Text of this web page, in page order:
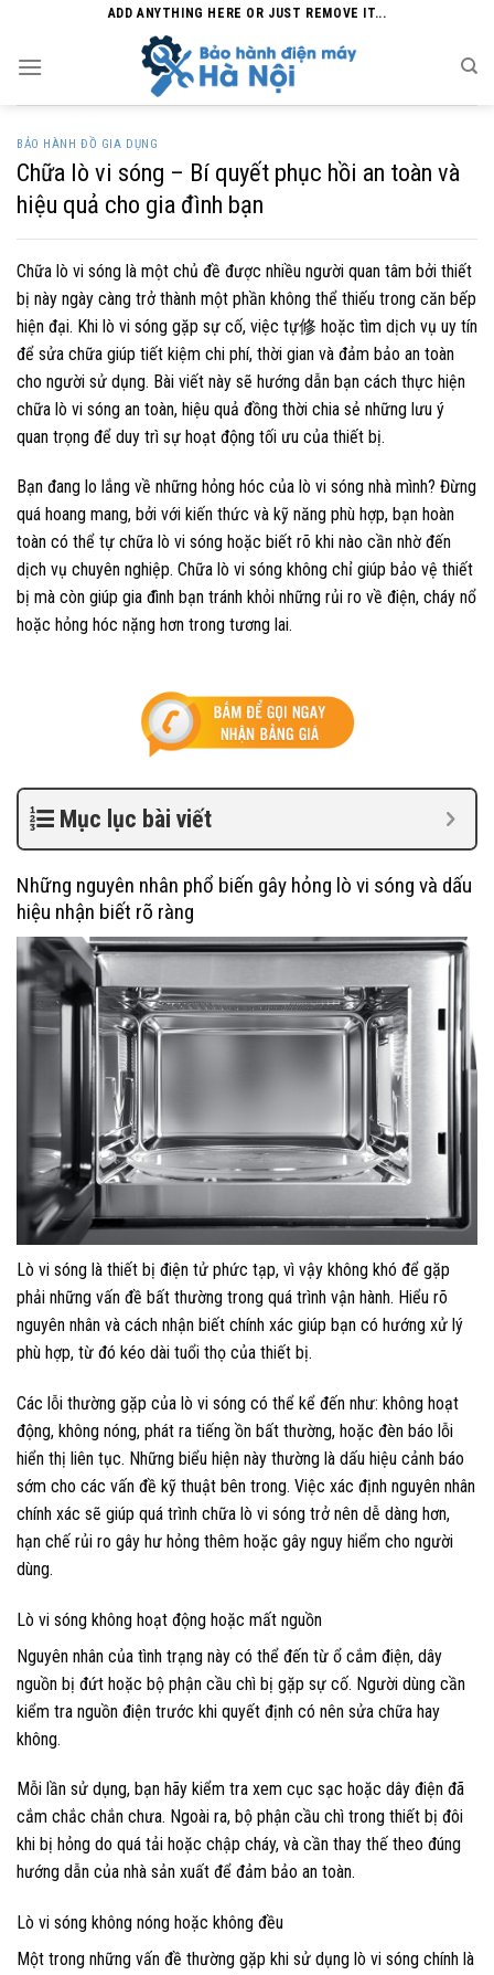
content
ADD ANYTHING HERE OR JUST REMOVE IT...
BẢO HÀNH ĐỒ GIA DỤNG
Chữa lò vi sóng – Bí quyết phục hồi an toàn và
hiệu quả cho gia đình bạn
Chữa lò vi sóng là một chủ đề được nhiều người quan tâm bởi thiết
bị này ngày càng trở thành một phần không thể thiếu trong căn bếp
hiện đại. Khi lò vi sóng gặp sự cố, việc tự修 hoặc tìm dịch vụ uy tín
để sửa chữa giúp tiết kiệm chi phí, thời gian và đảm bảo an toàn
cho người sử dụng. Bài viết này sẽ hướng dẫn bạn cách thực hiện
chữa lò vi sóng an toàn, hiệu quả đồng thời chia sẻ những lưu ý
quan trọng để duy trì sự hoạt động tối ưu của thiết bị.
Bạn đang lo lắng về những hỏng hóc của lò vi sóng nhà mình? Đừng
quá hoang mang, bởi với kiến thức và kỹ năng phù hợp, bạn hoàn
toàn có thể tự chữa lò vi sóng hoặc biết rõ khi nào cần nhờ đến
dịch vụ chuyên nghiệp. Chữa lò vi sóng không chỉ giúp bảo vệ thiết
bị mà còn giúp gia đình bạn tránh khỏi những rủi ro về điện, cháy nổ
hoặc hỏng hóc nặng hơn trong tương lai.
Mục lục bài viết
Những nguyên nhân phổ biến gây hỏng lò vi sóng và dấu
hiệu nhận biết rõ ràng
Lò vi sóng là thiết bị điện tử phức tạp, vì vậy không khó để gặp
phải những vấn đề bất thường trong quá trình vận hành. Hiểu rõ
nguyên nhân và cách nhận biết chính xác giúp bạn có hướng xử lý
phù hợp, từ đó kéo dài tuổi thọ của thiết bị.
Các lỗi thường gặp của lò vi sóng có thể kể đến như: không hoạt
động, không nóng, phát ra tiếng ồn bất thường, hoặc đèn báo lỗi
hiển thị liên tục. Những biểu hiện này thường là dấu hiệu cảnh báo
sớm cho các vấn đề kỹ thuật bên trong. Việc xác định nguyên nhân
chính xác sẽ giúp quá trình chữa lò vi sóng trở nên dễ dàng hơn,
hạn chế rủi ro gây hư hỏng thêm hoặc gây nguy hiểm cho người
dùng.
Lò vi sóng không hoạt động hoặc mất nguồn
Nguyên nhân của tình trạng này có thể đến từ ổ cắm điện, dây
nguồn bị đứt hoặc bộ phận cầu chì bị gặp sự cố. Người dùng cần
kiểm tra nguồn điện trước khi quyết định có nên sửa chữa hay
không.
Mỗi lần sử dụng, bạn hãy kiểm tra xem cục sạc hoặc dây điện đã
cắm chắc chắn chưa. Ngoài ra, bộ phận cầu chì trong thiết bị đôi
khi bị hỏng do quá tải hoặc chập cháy, và cần thay thế theo đúng
hướng dẫn của nhà sản xuất để đảm bảo an toàn.
Lò vi sóng không nóng hoặc không đều
Một trong những vấn đề thường gặp khi sử dụng lò vi sóng chính là